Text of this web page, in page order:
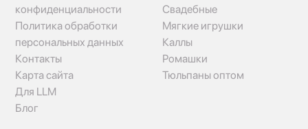
конфиденциальности
Политика обработки
персональных данных
Контакты
Карта сайта
Для LLM
Блог
Свадебные
Мягкие игрушки
Каллы
Ромашки
Тюльпаны оптом